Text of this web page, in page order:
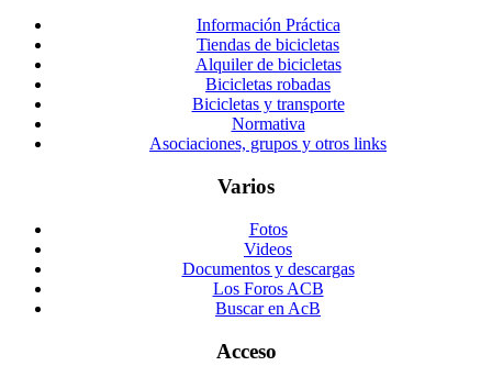
Información Práctica
Tiendas de bicicletas
Alquiler de bicicletas
Bicicletas robadas
Bicicletas y transporte
Normativa
Asociaciones, grupos y otros links
Varios
Fotos
Videos
Documentos y descargas
Los Foros ACB
Buscar en AcB
Acceso